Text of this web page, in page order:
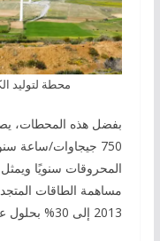
محطة لتوليد
بفضل هذه المحطات،
المحروقات سنويًا ويمثل
2013 إلى 30% بحلول عام 2030.